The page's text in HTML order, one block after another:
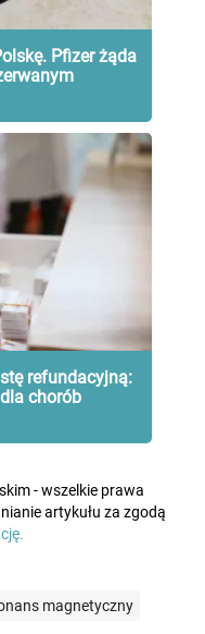
Pfizer żąda
refundacyjną:
chorób
- wszelkie prawa
artykułu za zgodą
magnetyczny